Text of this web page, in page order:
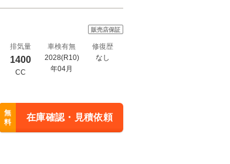
販売店保証
排気量
1400
CC
車検有無
2028(R10)
年04月
修復歴
なし
無
料
在庫確認・見積依頼